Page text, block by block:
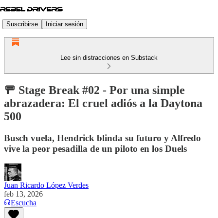
Suscribirse Iniciar sesión
Lee sin distracciones en Substack
🚥 Stage Break #02 - Por una simple
abrazadera: El cruel adiós a la Daytona
500
Busch vuela, Hendrick blinda su futuro y Alfredo
vive la peor pesadilla de un piloto en los Duels
Juan Ricardo López Verdes
feb 13, 2026
Escucha